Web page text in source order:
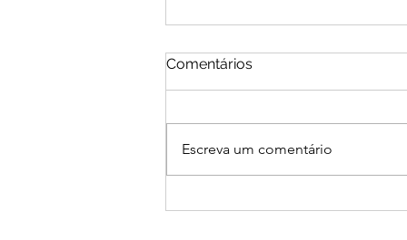
Comentários
Escreva um comentário